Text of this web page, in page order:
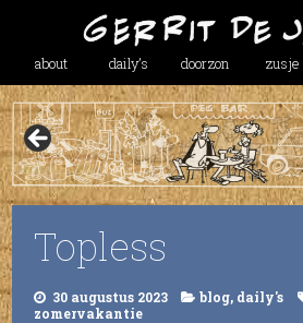
about daily’s doorzon zusje
Topless
30 augustus 2023 blog, daily's
zomervakantie